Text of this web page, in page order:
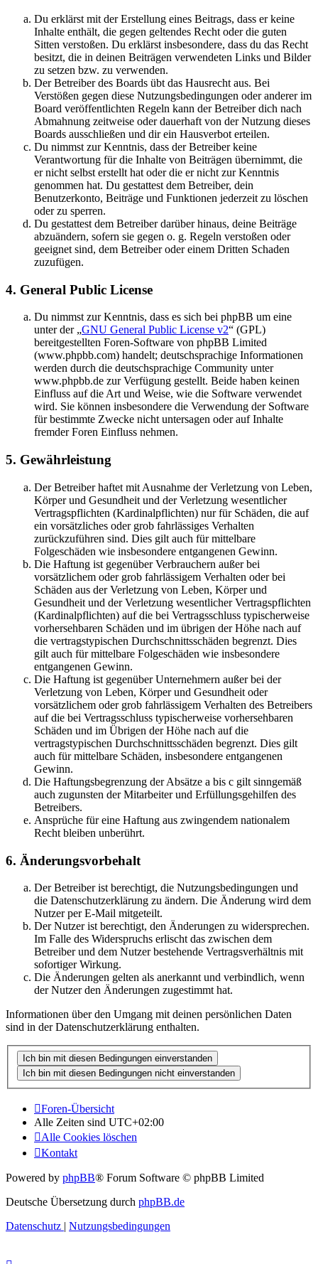
Du erklärst mit der Erstellung eines Beitrags, dass er keine
Inhalte enthält, die gegen geltendes Recht oder die guten
Sitten verstoßen. Du erklärst insbesondere, dass du das Recht
besitzt, die in deinen Beiträgen verwendeten Links und Bilder
zu setzen bzw. zu verwenden.
Der Betreiber des Boards übt das Hausrecht aus. Bei
Verstößen gegen diese Nutzungsbedingungen oder anderer im
Board veröffentlichten Regeln kann der Betreiber dich nach
Abmahnung zeitweise oder dauerhaft von der Nutzung dieses
Boards ausschließen und dir ein Hausverbot erteilen.
Du nimmst zur Kenntnis, dass der Betreiber keine
Verantwortung für die Inhalte von Beiträgen übernimmt, die
er nicht selbst erstellt hat oder die er nicht zur Kenntnis
genommen hat. Du gestattest dem Betreiber, dein
Benutzerkonto, Beiträge und Funktionen jederzeit zu löschen
oder zu sperren.
Du gestattest dem Betreiber darüber hinaus, deine Beiträge
abzuändern, sofern sie gegen o. g. Regeln verstoßen oder
geeignet sind, dem Betreiber oder einem Dritten Schaden
zuzufügen.
4. General Public License
Du nimmst zur Kenntnis, dass es sich bei phpBB um eine
unter der „GNU General Public License v2“ (GPL)
bereitgestellten Foren-Software von phpBB Limited
(www.phpbb.com) handelt; deutschsprachige Informationen
werden durch die deutschsprachige Community unter
www.phpbb.de zur Verfügung gestellt. Beide haben keinen
Einfluss auf die Art und Weise, wie die Software verwendet
wird. Sie können insbesondere die Verwendung der Software
für bestimmte Zwecke nicht untersagen oder auf Inhalte
fremder Foren Einfluss nehmen.
5. Gewährleistung
Der Betreiber haftet mit Ausnahme der Verletzung von Leben,
Körper und Gesundheit und der Verletzung wesentlicher
Vertragspflichten (Kardinalpflichten) nur für Schäden, die auf
ein vorsätzliches oder grob fahrlässiges Verhalten
zurückzuführen sind. Dies gilt auch für mittelbare
Folgeschäden wie insbesondere entgangenen Gewinn.
Die Haftung ist gegenüber Verbrauchern außer bei
vorsätzlichem oder grob fahrlässigem Verhalten oder bei
Schäden aus der Verletzung von Leben, Körper und
Gesundheit und der Verletzung wesentlicher Vertragspflichten
(Kardinalpflichten) auf die bei Vertragsschluss typischerweise
vorhersehbaren Schäden und im übrigen der Höhe nach auf
die vertragstypischen Durchschnittsschäden begrenzt. Dies
gilt auch für mittelbare Folgeschäden wie insbesondere
entgangenen Gewinn.
Die Haftung ist gegenüber Unternehmern außer bei der
Verletzung von Leben, Körper und Gesundheit oder
vorsätzlichem oder grob fahrlässigem Verhalten des Betreibers
auf die bei Vertragsschluss typischerweise vorhersehbaren
Schäden und im Übrigen der Höhe nach auf die
vertragstypischen Durchschnittsschäden begrenzt. Dies gilt
auch für mittelbare Schäden, insbesondere entgangenen
Gewinn.
Die Haftungsbegrenzung der Absätze a bis c gilt sinngemäß
auch zugunsten der Mitarbeiter und Erfüllungsgehilfen des
Betreibers.
Ansprüche für eine Haftung aus zwingendem nationalem
Recht bleiben unberührt.
6. Änderungsvorbehalt
Der Betreiber ist berechtigt, die Nutzungsbedingungen und
die Datenschutzerklärung zu ändern. Die Änderung wird dem
Nutzer per E-Mail mitgeteilt.
Der Nutzer ist berechtigt, den Änderungen zu widersprechen.
Im Falle des Widerspruchs erlischt das zwischen dem
Betreiber und dem Nutzer bestehende Vertragsverhältnis mit
sofortiger Wirkung.
Die Änderungen gelten als anerkannt und verbindlich, wenn
der Nutzer den Änderungen zugestimmt hat.
Informationen über den Umgang mit deinen persönlichen Daten
sind in der Datenschutzerklärung enthalten.
Foren-Übersicht
Alle Zeiten sind UTC+02:00
Alle Cookies löschen
Kontakt
Powered by phpBB® Forum Software © phpBB Limited
Deutsche Übersetzung durch phpBB.de
Datenschutz | Nutzungsbedingungen